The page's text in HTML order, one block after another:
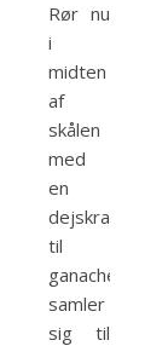
Rør nu
i
midten
af
skålen
med
en
dejskraber
til
ganachen
samler
sig til